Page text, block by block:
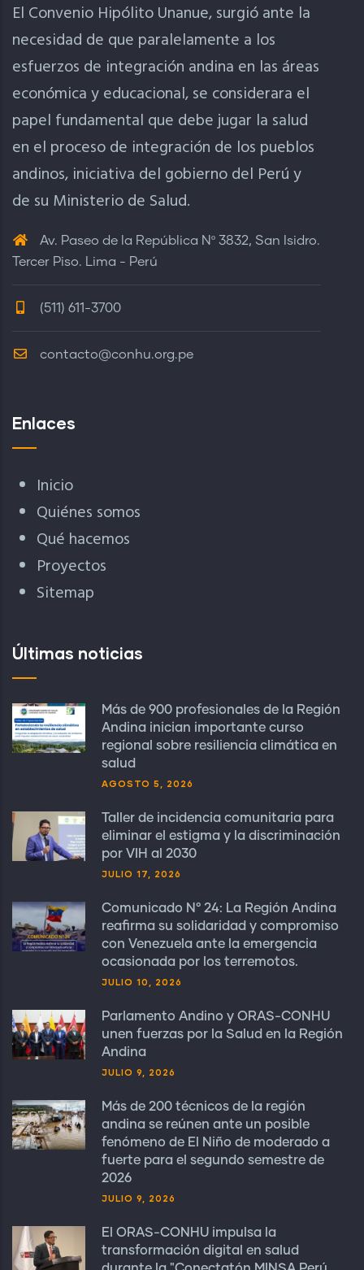
El Convenio Hipólito Unanue, surgió ante la
necesidad de que paralelamente a los
esfuerzos de integración andina en las áreas
económica y educacional, se considerara el
papel fundamental que debe jugar la salud
en el proceso de integración de los pueblos
andinos, iniciativa del gobierno del Perú y
de su Ministerio de Salud.
Av. Paseo de la República Nº 3832, San Isidro.
Tercer Piso. Lima - Perú
(511) 611-3700
contacto@conhu.org.pe
Enlaces
Inicio
Quiénes somos
Qué hacemos
Proyectos
Sitemap
Últimas noticias
Más de 900 profesionales de la Región
Andina inician importante curso
regional sobre resiliencia climática en
salud
AGOSTO 5, 2026
Taller de incidencia comunitaria para
eliminar el estigma y la discriminación
por VIH al 2030
JULIO 17, 2026
Comunicado N° 24: La Región Andina
reafirma su solidaridad y compromiso
con Venezuela ante la emergencia
ocasionada por los terremotos.
JULIO 10, 2026
Parlamento Andino y ORAS-CONHU
unen fuerzas por la Salud en la Región
Andina
JULIO 9, 2026
Más de 200 técnicos de la región
andina se reúnen ante un posible
fenómeno de El Niño de moderado a
fuerte para el segundo semestre de
2026
JULIO 9, 2026
El ORAS-CONHU impulsa la
transformación digital en salud